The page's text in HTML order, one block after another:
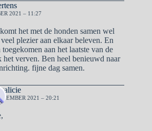
2021 – 11:27
het met de honden samen wel
plezier aan elkaar beleven. En
aan het laatste van de
het verven. Ben heel benieuwd naar
fijne dag samen.
2021 – 20:21